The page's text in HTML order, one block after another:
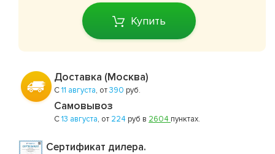
Купить
Доставка (Москва)
С11 августа, от390 руб.
Самовывоз
С13 августа, от 224 руб в 2604 пунктах.
Сертификат дилера.